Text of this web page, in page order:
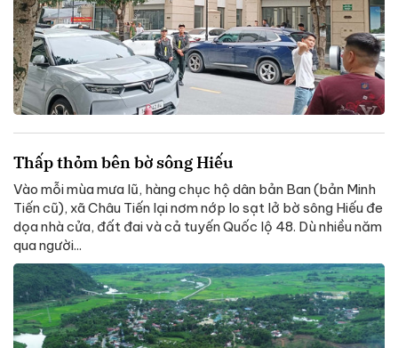
Thấp thỏm bên bờ sông Hiếu
Vào mỗi mùa mưa lũ, hàng chục hộ dân bản Ban (bản Minh
Tiến cũ), xã Châu Tiến lại nơm nớp lo sạt lở bờ sông Hiếu đe
dọa nhà cửa, đất đai và cả tuyến Quốc lộ 48. Dù nhiều năm
qua người...